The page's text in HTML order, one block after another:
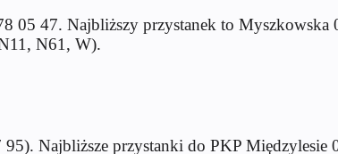
05 47. Najbliższy przystanek to
N61, W).
Najbliższe przystanki do PKP Międzylesie